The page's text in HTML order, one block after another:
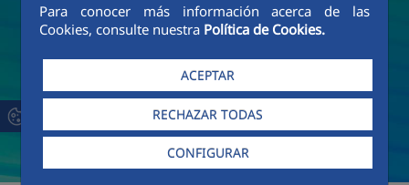
Para conocer más información acerca de las
Cookies, consulte nuestra Política de Cookies.
ACEPTAR
RECHAZAR TODAS
CONFIGURAR